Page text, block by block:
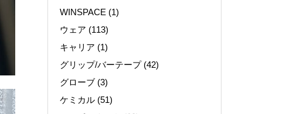
WINSPACE (1)
ウェア (113)
キャリア (1)
グリップ/バーテープ(42)
グローブ (3)
ケミカル (51)